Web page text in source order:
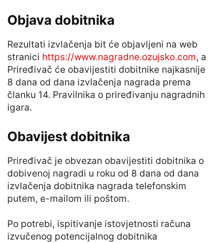
Objava dobitnika
Rezultati izvlačenja bit će objavljeni na web
stranici https://www.nagradne.ozujsko.com, a
Priređivač će obavijestiti dobitnike najkasnije
8 dana od dana izvlačenja nagrada prema
članku 14. Pravilnika o priređivanju nagradnih
igara.
Obavijest dobitnika
Priređivač je obvezan obavijestiti dobitnika o
dobivenoj nagradi u roku od 8 dana od dana
izvlačenja dobitnika nagrada telefonskim
putem, e-mailom ili poštom.
Po potrebi, ispitivanje istovjetnosti računa
izvučenog potencijalnog dobitnika